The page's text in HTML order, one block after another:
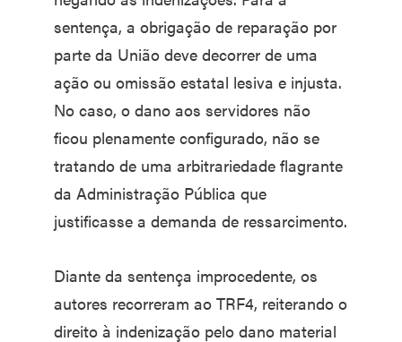
sentença, a obrigação de reparação por
parte da União deve decorrer de uma
ação ou omissão estatal lesiva e injusta.
No caso, o dano aos servidores não
ficou plenamente configurado, não se
tratando de uma arbitrariedade flagrante
da Administração Pública que
justificasse a demanda de ressarcimento.
Diante da sentença improcedente, os
autores recorreram ao TRF4, reiterando o
direito à indenização pelo dano material